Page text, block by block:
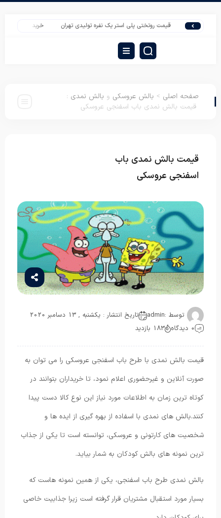
قیمت روتختی پلی استر یک نفره تولیدی تهران خرید عمده پتو از کارخانه
صفحه اصلی > بالش عروسکی و بالش نمدی :
قیمت بالش نمدی باب اسفنجی عروسکی
قیمت بالش نمدی باب
اسفنجی عروسکی
توسط :admin
تاریخ انتشار : یکشنبه , 13 دسامبر 2020
0 دیدگاه
183 بازدید
قیمت بالش نمدی با طرح باب اسفنجی عروسکی را می توان به
صورت آنلاین و غیرحضوری اعلام نمود، تا خریداران بتوانند در
کوتاه ترین زمان به اطلاعات مورد نیاز این نوع کالا دست پیدا
کنند.بالش های نمدی با اسفاده از بهره گیری از ایده ها و
شخصیت های کارتونی و عروسکی، توانسته است تا یکی از جذاب
ترین نمونه های بالش کودکان به شمار بیاید.
بالش نمدی طرح باب اسفنجی، یکی از همین نمونه هاست که
بسیار مورد استقبال مشتریان قرار گرفته است زیرا جذابیت خاصی